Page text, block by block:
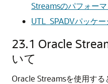
Streamsのパフォー
UTL_SPADVパッケ
23.1 Oracle
いて
Oracle Streamsを使用す